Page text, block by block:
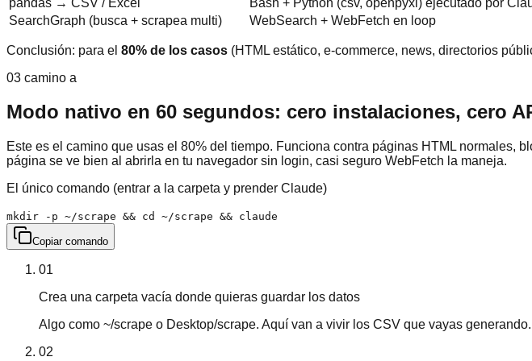
SearchGraph (busca + scrapea multi)
WebSearch + WebFetch en loop
Conclusión: para el 80% de los casos (HTML estático, e-commerce, news, directorios
03 camino a
Modo nativo en 60 segundos: cero instalaciones, cero
Este es el camino que usas el 80% del tiempo. Funciona contra páginas HTML normales,
página se ve bien al abrirla en tu navegador sin login, casi seguro WebFetch la maneja.
El único comando (entrar a la carpeta y prender Claude)
mkdir -p ~/scrape && cd ~/scrape && claude
Copiar comando
01
Crea una carpeta vacía donde quieras guardar los datos
Algo como ~/scrape o Desktop/scrape. Aquí van a vivir los CSV que vayas
02